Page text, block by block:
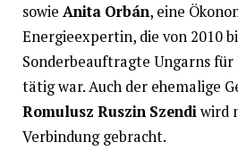
sowie Anita Orbán, eine
Energieexpertin, die von 2010
Sonderbeauftragte Ungarns
tätig war. Auch der ehemalige
Romulusz Ruszin Szendiwird
Verbindung gebracht.